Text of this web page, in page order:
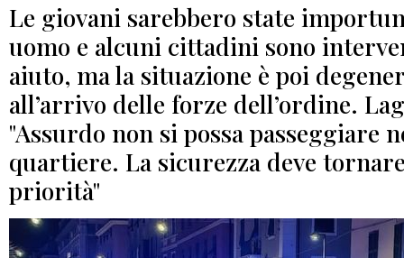
Le giovani sarebbero state
uomo e alcuni cittadini sono
aiuto, ma la situazione è poi
all’arrivo delle forze dell’ordine.
"Assurdo non si possa passeggiare
quartiere. La sicurezza deve
priorità"